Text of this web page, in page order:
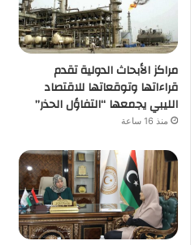
مراكز الأبحاث الدولية تقدم
قراءاتها وتوقعاتها للاقتصاد
الليبي يجمعها “التفاؤل الحذر”
منذ 16 ساعة